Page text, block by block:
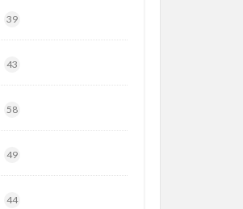
39
43
58
49
44